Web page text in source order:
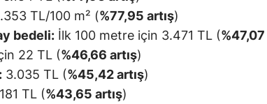
TL/100 m² (%77,95 artış)
bedeli: İlk 100 metre için 3.471 TL (%47,07
22 TL (%46,66 artış)
3.035 TL (%45,42 artış)
181 TL (%43,65 artış)